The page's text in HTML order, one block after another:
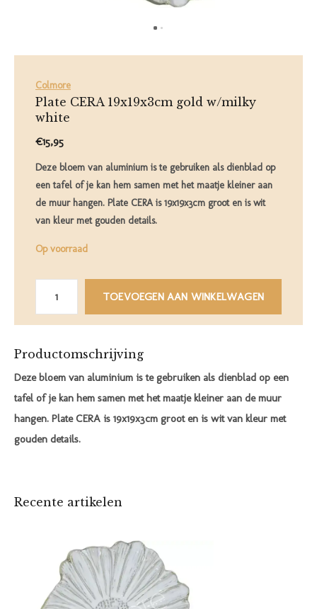
Colmore
Plate CERA 19x19x3cm gold w/milky
white
€15,95
Deze bloem van aluminium is te gebruiken als dienblad op
een tafel of je kan hem samen met het maatje kleiner aan
de muur hangen. Plate CERA is 19x19x3cm groot en is wit
van kleur met gouden details.
Op voorraad
TOEVOEGEN AAN WINKELWAGEN
Productomschrijving
Deze bloem van aluminium is te gebruiken als dienblad op een
tafel of je kan hem samen met het maatje kleiner aan de muur
hangen. Plate CERA is 19x19x3cm groot en is wit van kleur met
gouden details.
Recente artikelen